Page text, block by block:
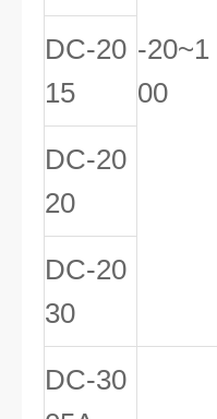
-20~1
00
DC-20
15
DC-20
20
DC-20
30
DC-30